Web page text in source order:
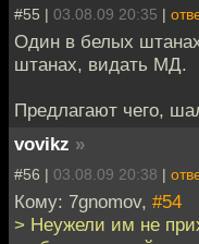
#55 | 03.08.09 20:35 |
Один в белых
штанах, видать МД.
Предлагают чего,
vovikz »
#56 | 03.08.09 20:38 |
Кому: 7gnomov, #54
> Неужели им не